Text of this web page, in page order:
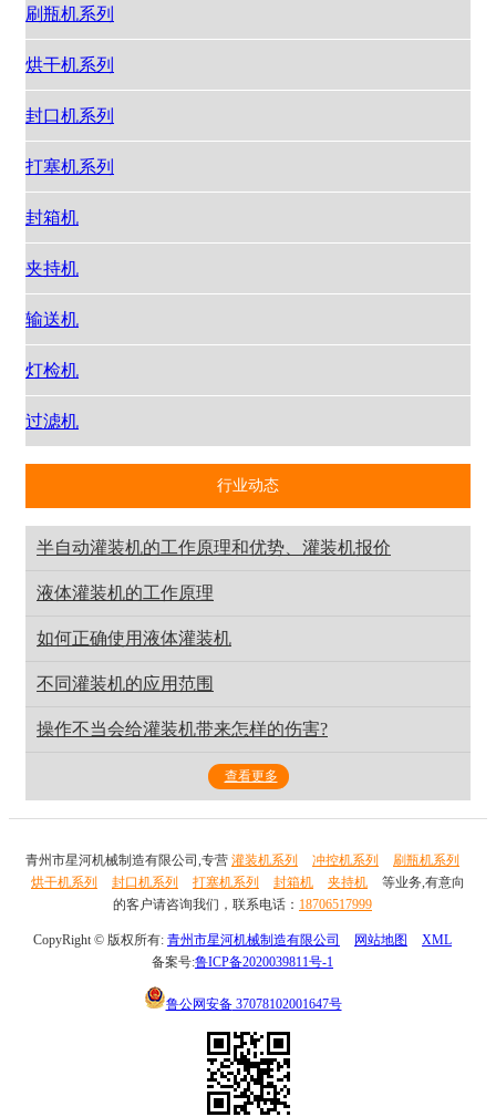
刷瓶机系列
烘干机系列
封口机系列
打塞机系列
封箱机
夹持机
输送机
灯检机
过滤机
行业动态
半自动灌装机的工作原理和优势、灌装机报价
液体灌装机的工作原理
如何正确使用液体灌装机
不同灌装机的应用范围
操作不当会给灌装机带来怎样的伤害?
查看更多
青州市星河机械制造有限公司,专营 灌装机系列 冲控机系列
刷瓶机系列
烘干机系列
封口机系列 打塞机系列 封箱机 夹持机
等业务,有意向
的客户请咨询我们，联系电话： 18706517999
CopyRight © 版权所有: 青州市星河机械制造有限公司 网站地图
XML
备案号:鲁ICP备2020039811号-1
鲁公网安备37078102001647号